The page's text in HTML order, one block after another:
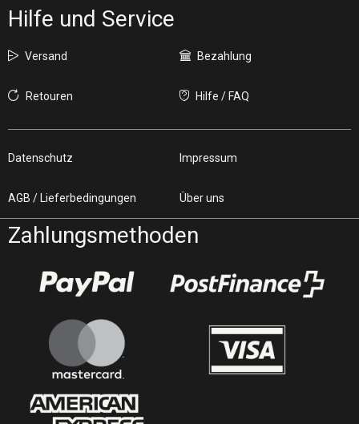
Hilfe und Service
Versand Bezahlung
Retouren Hilfe / FAQ
Datenschutz Impressum
AGB / Lieferbedingungen Über uns
Zahlungsmethoden